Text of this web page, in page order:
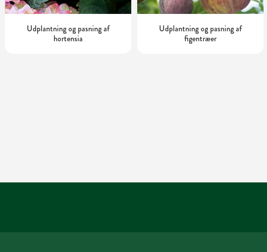
Udplantning og pasning af
hortensia
Udplantning og pasning af
figentræer